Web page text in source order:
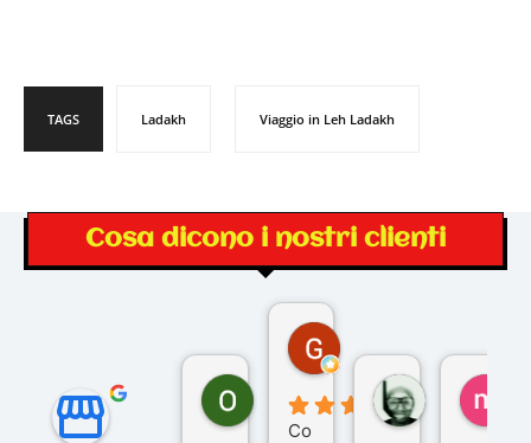
TAGS Ladakh Viaggio in Leh Ladakh
Cosa dicono i nostri clienti
Ornella Oldoni
6 mesi fa
Gina Rantucci
7 mesi fa
Co
zurriaman
9 mesi fa